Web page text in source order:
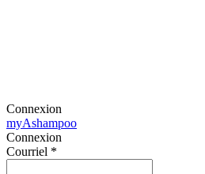
Connexion
myAshampoo
Connexion
Courriel *